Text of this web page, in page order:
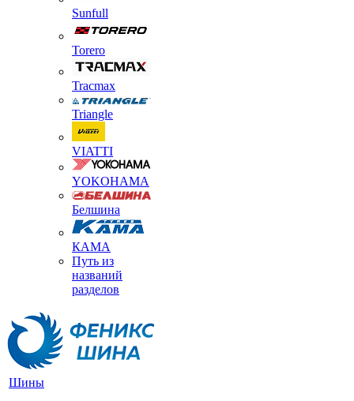
Sunfull
Torero
Tracmax
Triangle
VIATTI
YOKOHAMA
Белшина
КАМА
Путь из
названий
разделов
Шины